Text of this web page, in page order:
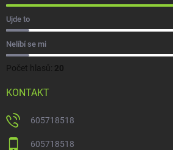
Ujde to
Nelíbí se mi
Počet hlasů: 20
KONTAKT
605718518
605718518